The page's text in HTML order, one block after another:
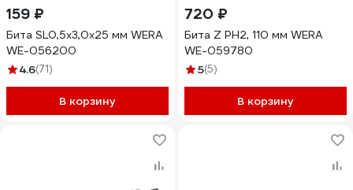
159 ₽
Бита SL0,5x3,0x25 мм WERA
WE-056200
4.6(71)
В корзину
720 ₽
Бита Z PH2, 110 мм WERA
WE-059780
5(5)
В корзину